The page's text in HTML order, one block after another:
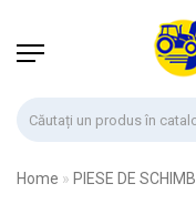
Home PIESE DE SCHIMB